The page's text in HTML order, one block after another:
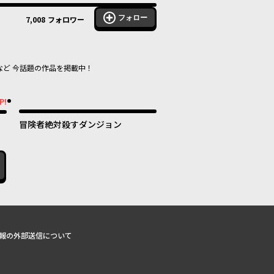
7,008 フォロワー フォロー
今話題の作品を掲載中！
冒険者絶対殺すダンジョン
の外部送信について